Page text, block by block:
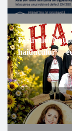
Festivalul
haiducului” –